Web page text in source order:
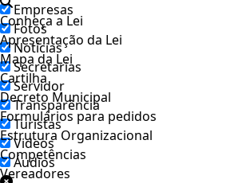
Empresas
Fotos
Notícias
Secretarias
Servidor
Transparência
Turistas
Videos
Áudios
Conheça a Lei
Apresentação da Lei
Mapa da Lei
Cartilha
Decreto Municipal
Formulários para pedidos
Estrutura Organizacional
Competências
Vereadores